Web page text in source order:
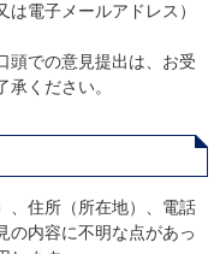
電子メールアドレス）
頭での意見提出は、お受
ください。
、住所（所在地）、電話
の内容に不明な点があっ